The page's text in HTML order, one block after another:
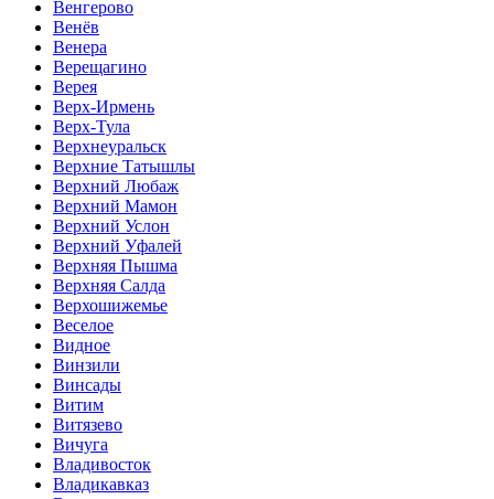
Венгерово
Венёв
Венера
Верещагино
Верея
Верх-Ирмень
Верх-Тула
Верхнеуральск
Верхние Татышлы
Верхний Любаж
Верхний Мамон
Верхний Услон
Верхний Уфалей
Верхняя Пышма
Верхняя Салда
Верхошижемье
Веселое
Видное
Винзили
Винсады
Витим
Витязево
Вичуга
Владивосток
Владикавказ